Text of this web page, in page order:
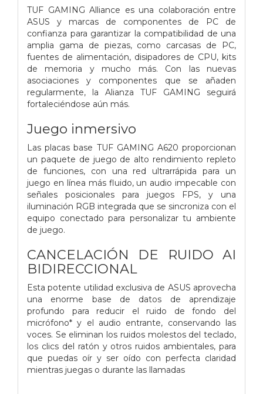
TUF GAMING Alliance es una colaboración entre
ASUS y marcas de componentes de PC de
confianza para garantizar la compatibilidad de una
amplia gama de piezas, como carcasas de PC,
fuentes de alimentación, disipadores de CPU, kits
de memoria y mucho más. Con las nuevas
asociaciones y componentes que se añaden
regularmente, la Alianza TUF GAMING seguirá
fortaleciéndose aún más.
Juego inmersivo
Las placas base TUF GAMING A620 proporcionan
un paquete de juego de alto rendimiento repleto
de funciones, con una red ultrarrápida para un
juego en línea más fluido, un audio impecable con
señales posicionales para juegos FPS, y una
iluminación RGB integrada que se sincroniza con el
equipo conectado para personalizar tu ambiente
de juego.
CANCELACIÓN DE RUIDO AI
BIDIRECCIONAL
Esta potente utilidad exclusiva de ASUS aprovecha
una enorme base de datos de aprendizaje
profundo para reducir el ruido de fondo del
micrófono* y el audio entrante, conservando las
voces. Se eliminan los ruidos molestos del teclado,
los clics del ratón y otros ruidos ambientales, para
que puedas oír y ser oído con perfecta claridad
mientras juegas o durante las llamadas